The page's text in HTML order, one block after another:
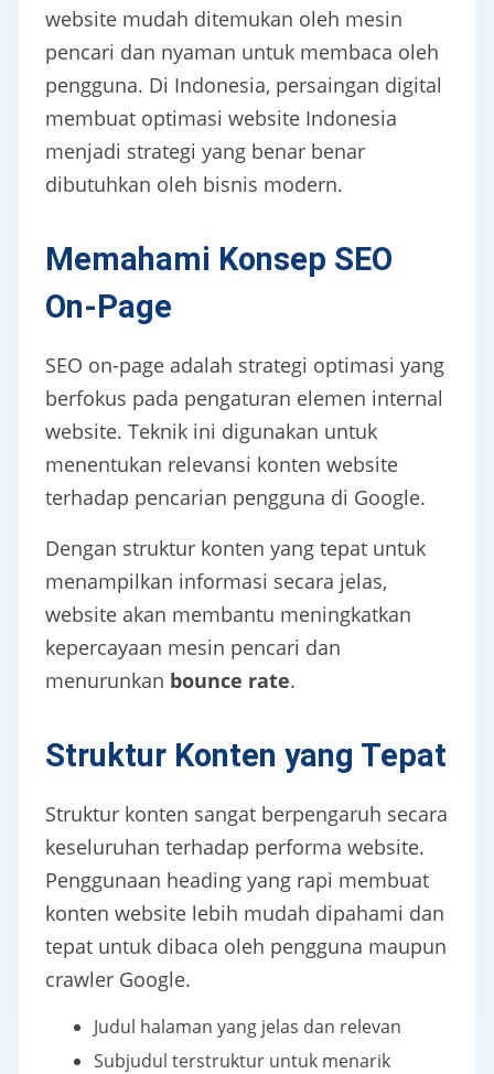
website mudah ditemukan oleh mesin
pencari dan nyaman untuk membaca oleh
pengguna. Di Indonesia, persaingan digital
membuat optimasi website Indonesia
menjadi strategi yang benar benar
dibutuhkan oleh bisnis modern.
Memahami Konsep SEO
On-Page
SEO on-page adalah strategi optimasi yang
berfokus pada pengaturan elemen internal
website. Teknik ini digunakan untuk
menentukan relevansi konten website
terhadap pencarian pengguna di Google.
Dengan struktur konten yang tepat untuk
menampilkan informasi secara jelas,
website akan membantu meningkatkan
kepercayaan mesin pencari dan
menurunkan bounce rate.
Struktur Konten yang Tepat
Struktur konten sangat berpengaruh secara
keseluruhan terhadap performa website.
Penggunaan heading yang rapi membuat
konten website lebih mudah dipahami dan
tepat untuk dibaca oleh pengguna maupun
crawler Google.
Judul halaman yang jelas dan relevan
Subjudul terstruktur untuk menarik